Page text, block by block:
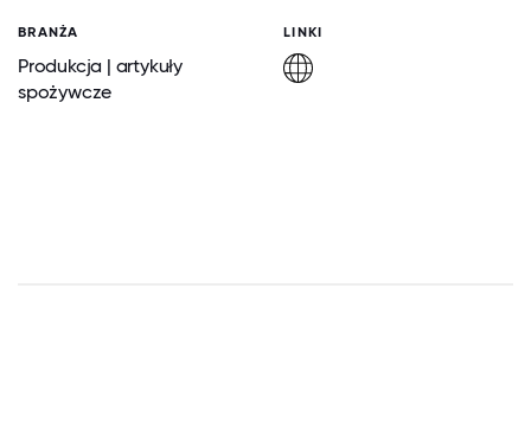
BRANŻA
Produkcja | artykuły
spożywcze
LINKI